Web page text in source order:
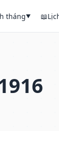
tháng▼ 📖